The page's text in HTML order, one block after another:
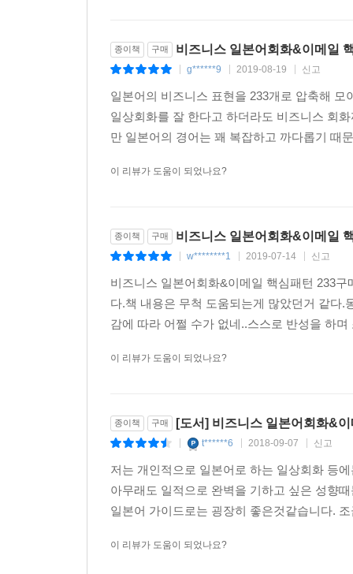
079 ～が入っています。 ~이(가) 들어 있습니다. |
080 ～という意味です。 ~(이)라는 뜻입니다. | 뜻
082 ～が限界です。 ~(이)가 제 주량이에요. | 주량
083 せっかくですが～ 모처럼의 기회지만 ~ | 술자
084 ～お開きにしましょうか。 ~끝낼까요? | 술자
085 ～を予約したいんですが。 ~을(를) 예약하고
086 ～にしてください。 ~(으)로 해 주세요. | 희망
088 ～までいくらですか。 ~까지의 요금은 얼마
089 ～はどのぐらいかかりますか。 ~은(는) 얼마
090 ～はどう行けばいいですか。 ~(에)는 어떻게
Unit 10 회사 방문 & 공장 견학 패턴
094 ～?う約束をしております。 ~만나기로 되어
095 ～件で伺いました。 ~때문에 찾아뵈었습니다
096 ～紹介で?りました。 ~소개를 받고 왔습니다
097 ～ですが、よろしかったらどうぞ。 ~인데요
099 ～には何が要りますか。 ~에는(하려면) 무엇
종이책 구매 비즈니스 일본어회화&이메일
g******9 2019-08-19 신고
일본어의 비즈니스 표현을 233개로 압축해
일상회화를 잘 한다고 하더라도 비즈니스 회
만 일본어의 경어는 꽤 복잡하고 까다롭기 때
이 리뷰가 도움이 되었나요?
종이책 구매 비즈니스 일본어회화&이메일
w********1 2019-07-14 신고
비즈니스 일본어회화&이메일 핵심패턴 233
다.책 내용은 무척 도움되는게 많았던거 같다
감에 따라 어쩔 수가 없네..스스로 반성을 하
이 리뷰가 도움이 되었나요?
종이책 구매 [도서] 비즈니스 일본어회화&
t******6 2018-09-07 신고
저는 개인적으로 일본어로 하는 일상회화 등
아무래도 일적으로 완벽을 기하고 싶은 성향
일본어 가이드로는 굉장히 좋은것같습니다.
이 리뷰가 도움이 되었나요?